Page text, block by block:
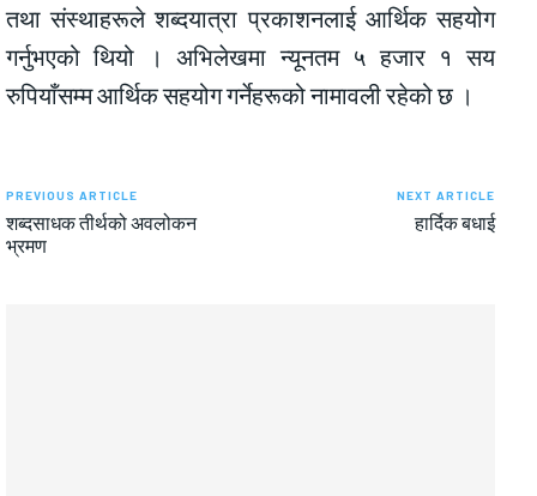
तथा संस्थाहरूले शब्दयात्रा प्रकाशनलाई आर्थिक सहयोग
गर्नुभएको थियो । अभिलेखमा न्यूनतम ५ हजार १ सय
रुपियाँसम्म आर्थिक सहयोग गर्नेहरूको नामावली रहेको छ ।
PREVIOUS ARTICLE
शब्दसाधक तीर्थको अवलोकन
भ्रमण
NEXT ARTICLE
हार्दिक बधाई